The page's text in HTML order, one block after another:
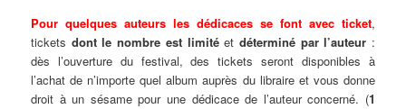
Pour quelques auteurs les dédicaces se font avec ticket,
tickets dont le nombre est limitéet déterminé par l’auteur :
dès l’ouverture du festival, des tickets seront disponibles à
l’achat de n’importe quel album auprès du libraire et vous donne
droit à un sésame pour une dédicace de l’auteur concerné. (1